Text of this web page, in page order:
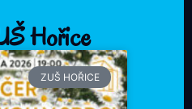
Hořice
ZUŠ HOŘICE